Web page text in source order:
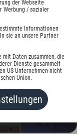
der Webseite
Werbung / sozialer
Informationen
sie an unsere Partner
Daten zusammen, die
Dienste gesammelt
US-Unternehmen nicht
Union.